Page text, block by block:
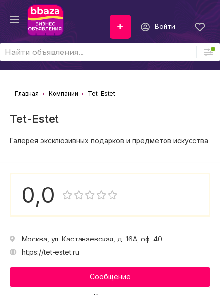
Войти
Главная Компании Tet-Estet
Tet-Estet
Галерея эксклюзивных подарков и предметов искусства
0,0
Москва, ул. Кастанаевская, д. 16А, оф. 40
https://tet-estet.ru
Сообщение